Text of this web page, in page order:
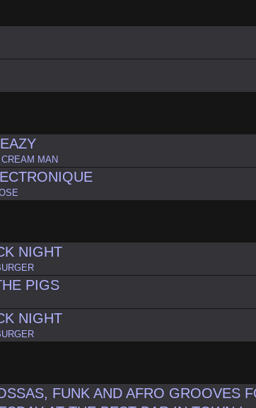
MAN
NIGHT
PIGS
NIGHT
FUNK AND AFRO GROOVES